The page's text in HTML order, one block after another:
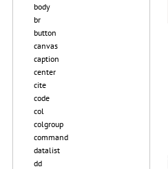
body
br
button
canvas
caption
center
cite
code
col
colgroup
command
datalist
dd